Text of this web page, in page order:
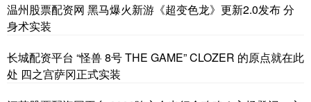
温州股票配资网 黑马爆火新游《超变色龙》更新2.0发布 分
身术实装
长城配资平台 “怪兽 8号 THE GAME” CLOZER 的原点就在此
处 四之宫萨冈正式实装